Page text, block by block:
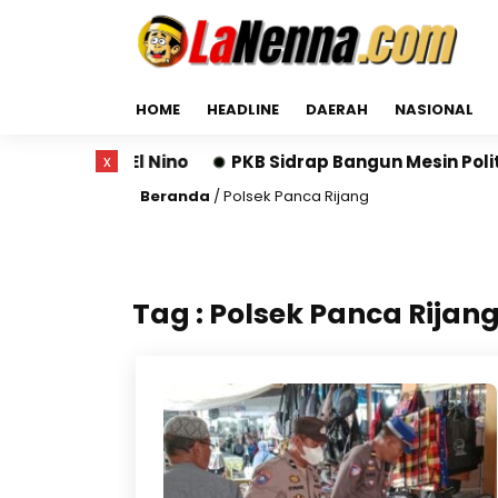
HOME HEADLINE DAERAH NASIONAL
El Nino PKB Sidrap Bangun Mesin
Beranda /Polsek Panca Rijang
Tag : Polsek Panca
x